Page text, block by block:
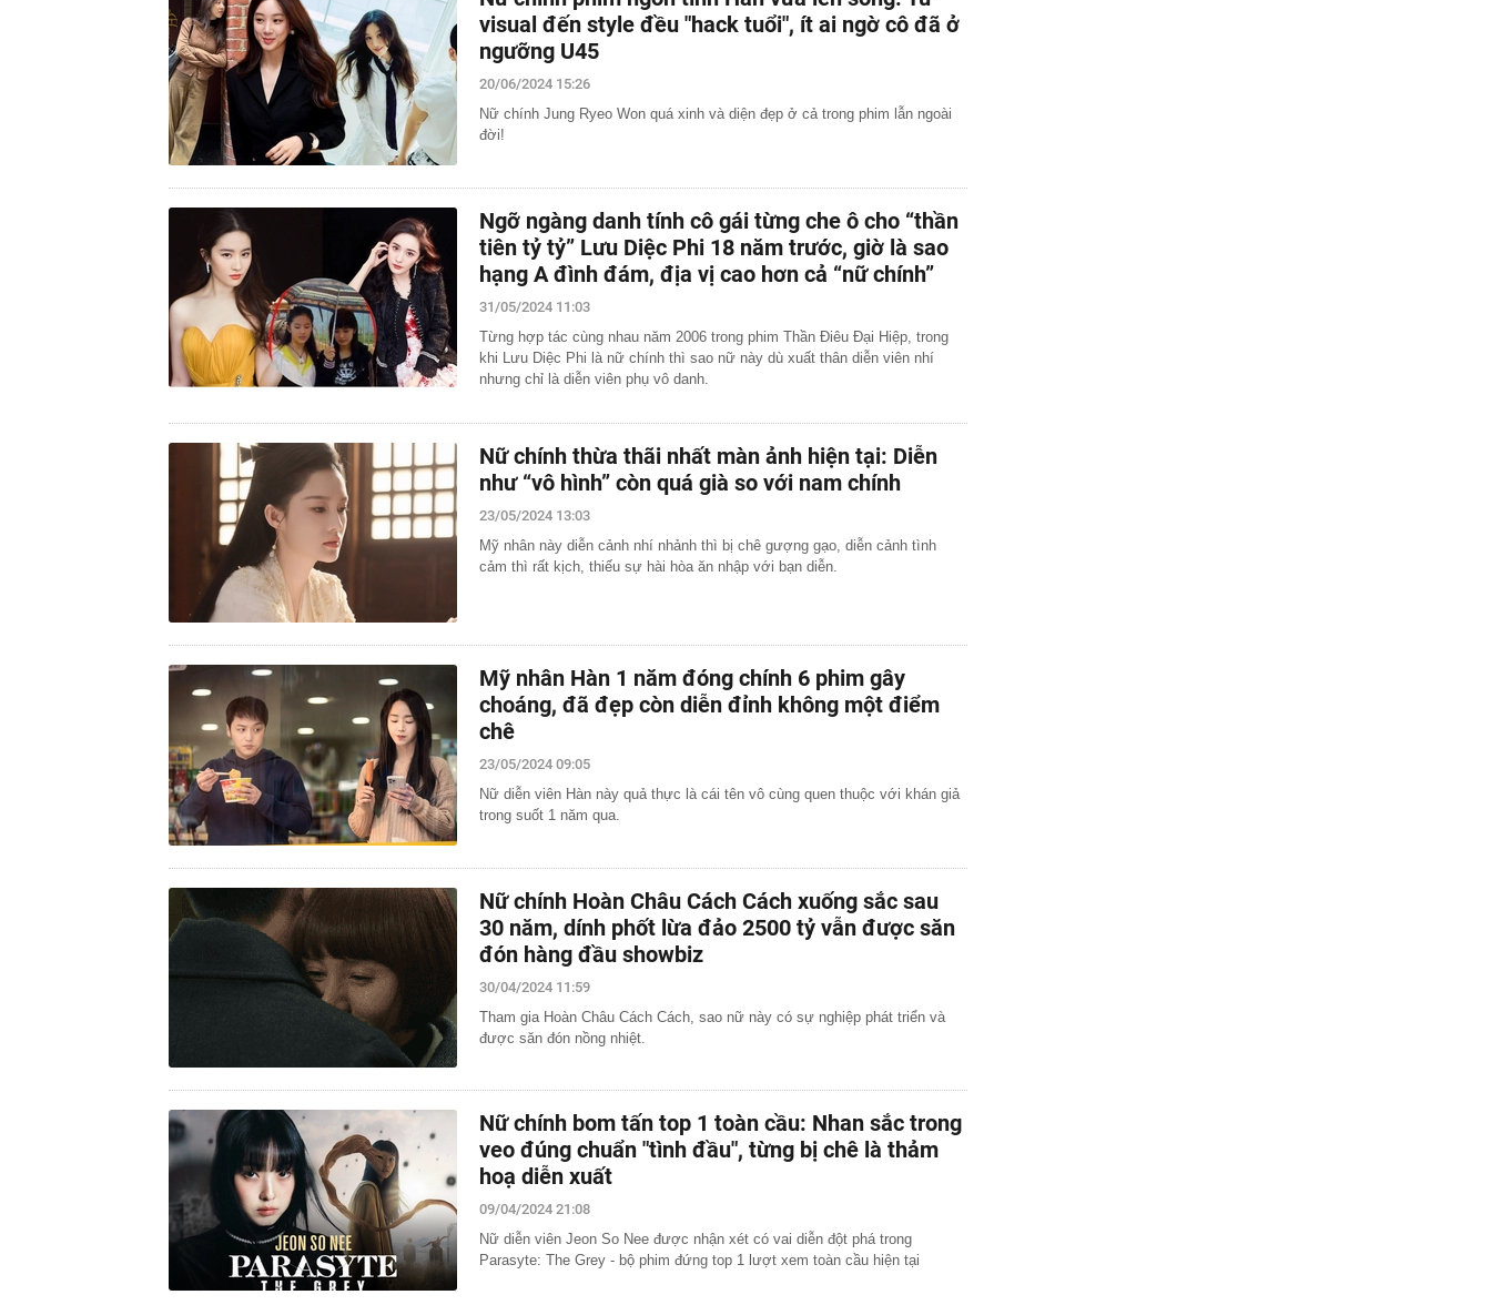
visual đến style đều "hack tuổi", ít ai ngờ cô đã ở
ngưỡng U45
20/06/2024 15:26
Nữ chính Jung Ryeo Won quá xinh và diện đẹp ở cả trong phim lẫn ngoài
đời!
Ngỡ ngàng danh tính cô gái từng che ô cho “thần
tiên tỷ tỷ” Lưu Diệc Phi 18 năm trước, giờ là sao
hạng A đình đám, địa vị cao hơn cả “nữ chính”
31/05/2024 11:03
Từng hợp tác cùng nhau năm 2006 trong phim Thần Điêu Đại Hiệp, trong
khi Lưu Diệc Phi là nữ chính thì sao nữ này dù xuất thân diễn viên nhí
nhưng chỉ là diễn viên phụ vô danh.
Nữ chính thừa thãi nhất màn ảnh hiện tại: Diễn
như “vô hình” còn quá già so với nam chính
23/05/2024 13:03
Mỹ nhân này diễn cảnh nhí nhảnh thì bị chê gượng gạo, diễn cảnh tình
cảm thì rất kịch, thiếu sự hài hòa ăn nhập với bạn diễn.
Mỹ nhân Hàn 1 năm đóng chính 6 phim gây
choáng, đã đẹp còn diễn đỉnh không một điểm
chê
23/05/2024 09:05
Nữ diễn viên Hàn này quả thực là cái tên vô cùng quen thuộc với khán giả
trong suốt 1 năm qua.
Nữ chính Hoàn Châu Cách Cách xuống sắc sau
30 năm, dính phốt lừa đảo 2500 tỷ vẫn được săn
đón hàng đầu showbiz
30/04/2024 11:59
Tham gia Hoàn Châu Cách Cách, sao nữ này có sự nghiệp phát triển và
được săn đón nồng nhiệt.
Nữ chính bom tấn top 1 toàn cầu: Nhan sắc trong
veo đúng chuẩn "tình đầu", từng bị chê là thảm
hoạ diễn xuất
09/04/2024 21:08
Nữ diễn viên Jeon So Nee được nhận xét có vai diễn đột phá trong
Parasyte: The Grey - bộ phim đứng top 1 lượt xem toàn cầu hiện tại